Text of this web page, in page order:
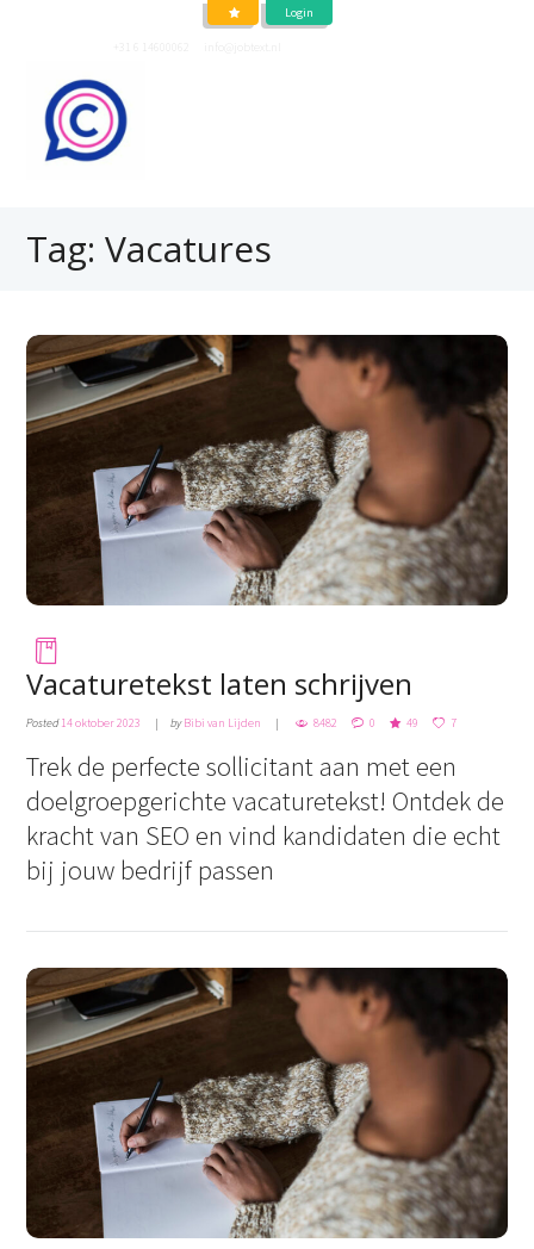
Login
Tag: Vacatures
Vacaturetekst laten schrijven
Posted14 oktober 2023 byBibi van Lijden 8482 0 49 7
Trek de perfecte sollicitant aan met een
doelgroepgerichte vacaturetekst! Ontdek de
kracht van SEO en vind kandidaten die echt
bij jouw bedrijf passen